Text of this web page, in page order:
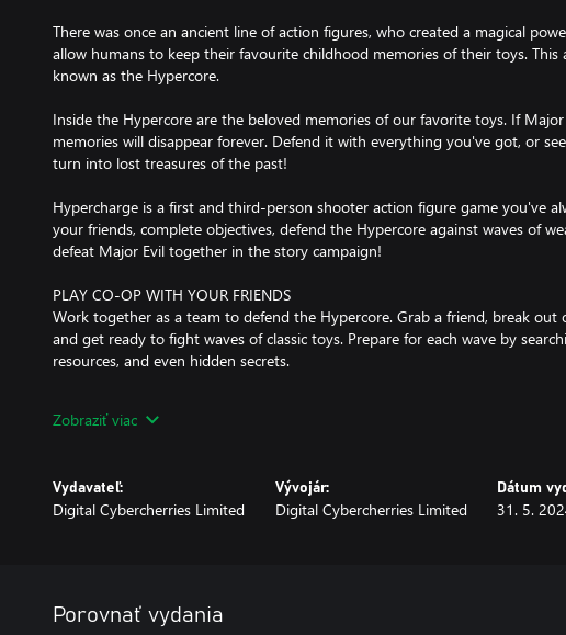
There was once an ancient line of action figures, who created a magical
allow humans to keep their favourite childhood memories of their toys. This
known as the Hypercore.
Inside the Hypercore are the beloved memories of our favorite toys. If
memories will disappear forever. Defend it with everything you've got, or
turn into lost treasures of the past!
Hypercharge is a first and third-person shooter action figure game you've
your friends, complete objectives, defend the Hypercore against waves of
defeat Major Evil together in the story campaign!
PLAY CO-OP WITH YOUR FRIENDS
Work together as a team to defend the Hypercore. Grab a friend, break out
and get ready to fight waves of classic toys. Prepare for each wave by
resources, and even hidden secrets.
Not everybody likes to play online. Hypercharge supports Offline, Split-
PLAYER BOTS
Don’t have a team to play with? Don’t worry, we’ve got you solo players
In Hypercharge, hundreds of unlocks are available, all of which can be
without any microtransactions.
Zobraziť viac
Vydavateľ:
Digital Cybercherries Limited
Vývojár:
Digital Cybercherries Limited
Dátum
31. 5.
Porovnať vydania